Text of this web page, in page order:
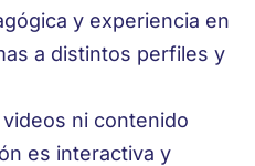
y experiencia en
a distintos perfiles y
videos ni contenido
es interactiva y